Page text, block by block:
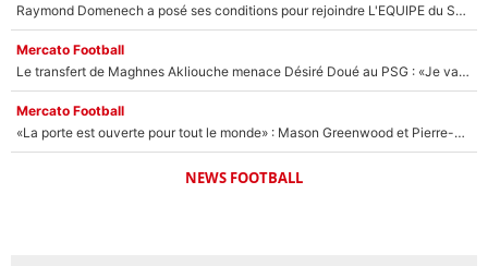
Raymond Domenech a posé ses conditions pour rejoindre L'EQUIPE du Soir : Il refuse de faire l'émission avec un autre chroniqueur !
Mercato Football
Le transfert de Maghnes Akliouche menace Désiré Doué au PSG : «Je valide à 200%»
Mercato Football
«La porte est ouverte pour tout le monde» : Mason Greenwood et Pierre-Emerick Aubameyang ont quitté l'OM, Amine Gouiri balance sur la suite du mercato et sur la réaction du vestiaire !
NEWS FOOTBALL